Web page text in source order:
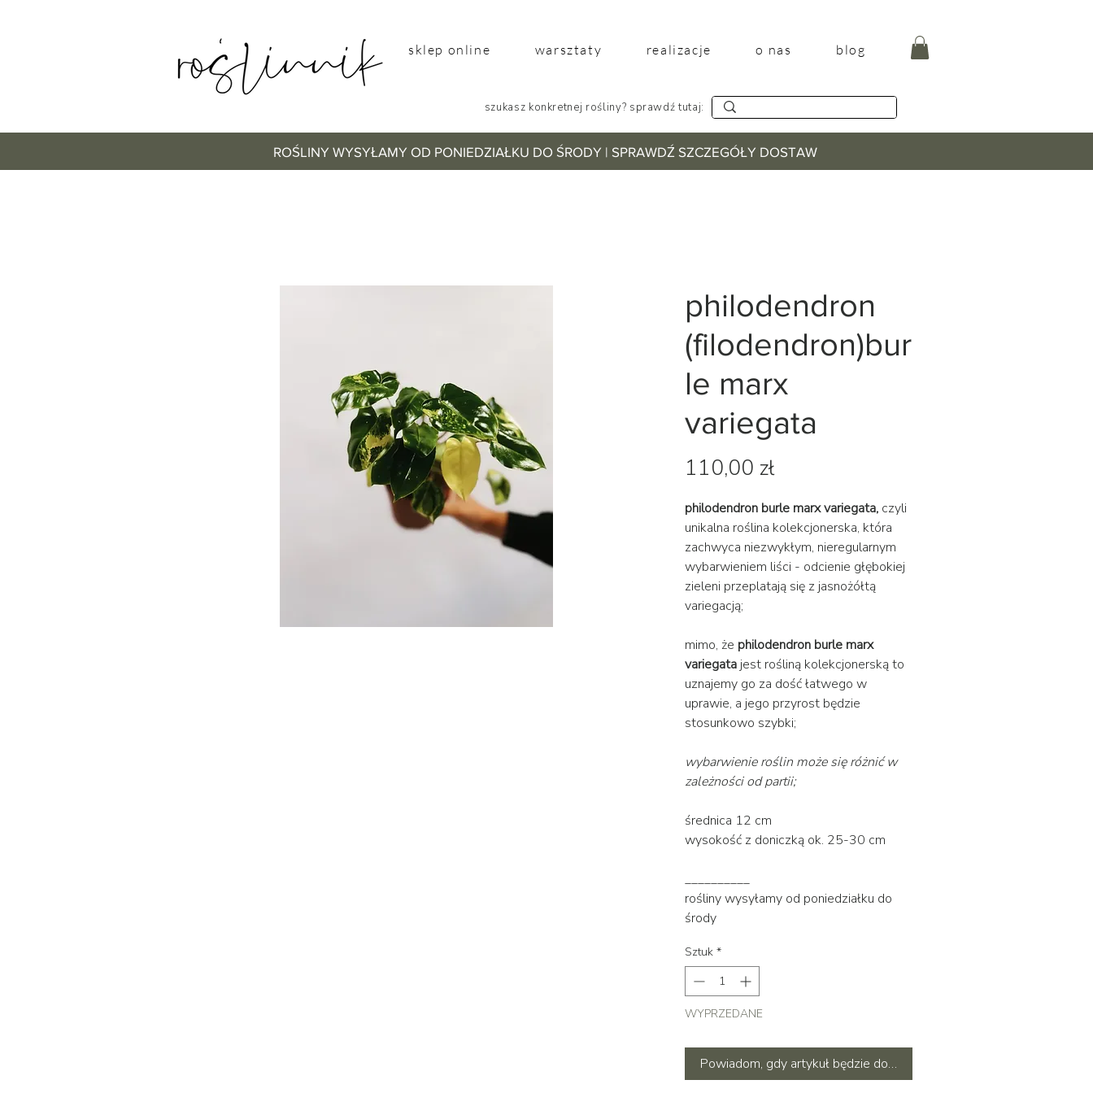
sklep online warsztaty realizacje o nas blog
szukasz konkretnej rośliny? sprawdź tutaj:
ROŚLINY WYSYŁAMY OD PONIEDZIAŁKU DO ŚRODY | SPRAWDŹ SZCZEGÓŁY DOSTAW
philodendron
(filodendron)bur
le marx
variegata
110,00 złCena
philodendron burle marx variegata, czyli
unikalna roślina kolekcjonerska, która
zachwyca niezwykłym, nieregularnym
wybarwieniem liści - odcienie głębokiej
zieleni przeplatają się z jasnożółtą
variegacją;
mimo, że ​​​​​​​philodendron burle marx
variegata jest rośliną kolekcjonerską to
uznajemy go za dość łatwego w
uprawie, a jego przyrost będzie
stosunkowo szybki;
wybarwienie roślin może się różnić w
zależności od partii;
średnica 12 cm
wysokość z doniczką ok. 25-30 cm
__________
rośliny wysyłamy od poniedziałku do
środy
Sztuk *
WYPRZEDANE
Powiadom, gdy artykuł będzie dostępny